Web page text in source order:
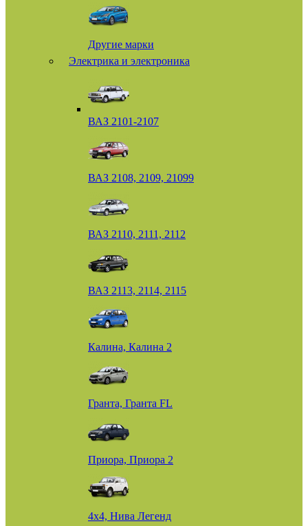
Другие марки
Электрика и электроника
ВАЗ 2101-2107
ВАЗ 2108, 2109, 21099
ВАЗ 2110, 2111, 2112
ВАЗ 2113, 2114, 2115
Калина, Калина 2
Гранта, Гранта FL
Приора, Приора 2
4х4, Нива Легенд